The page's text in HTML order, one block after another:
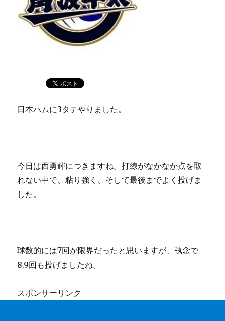
日本ハムに3タテやりました。
今日は西勇輝につきますね。打線がなかなか点を取
れない中で、粘り強く、そして最後までよく投げま
した。
球数的には7回が限界だったと思いますが、執念で
8.9回も投げましたね。
スポンサーリンク